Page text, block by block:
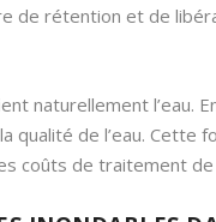
de rétention et de
naturellement l’eau.
qualité de l’eau. Cette
coûts de traitement de